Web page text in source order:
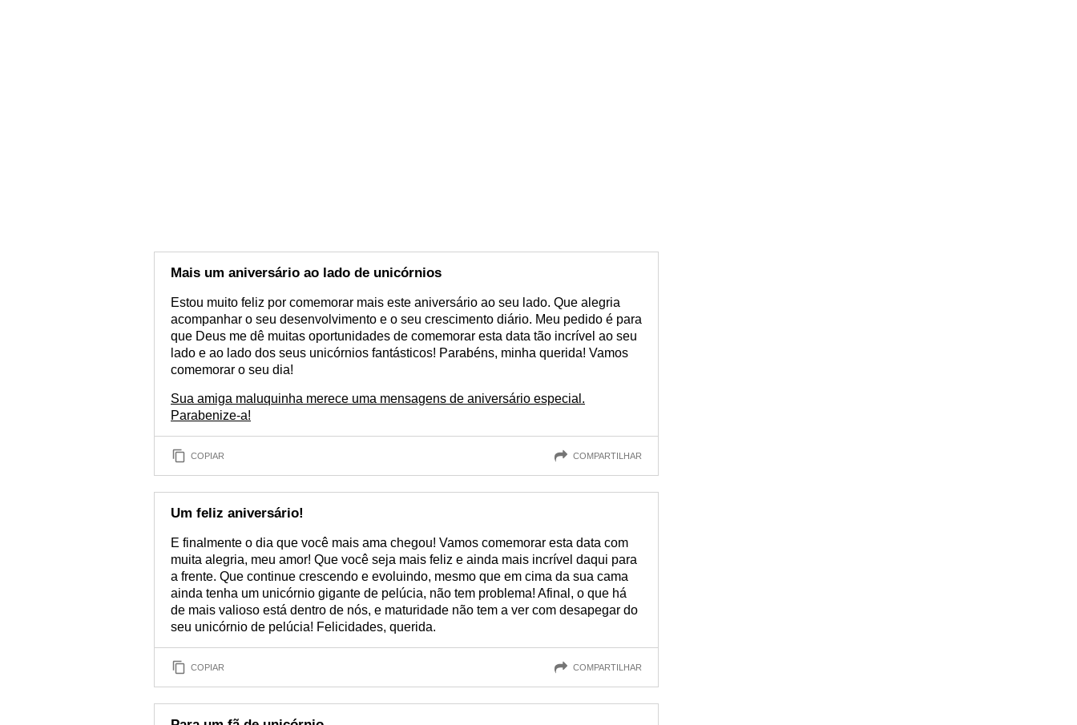
Mais um aniversário ao lado de unicórnios
Estou muito feliz por comemorar mais este aniversário ao seu lado. Que alegria
acompanhar o seu desenvolvimento e o seu crescimento diário. Meu pedido é para
que Deus me dê muitas oportunidades de comemorar esta data tão incrível ao seu
lado e ao lado dos seus unicórnios fantásticos! Parabéns, minha querida! Vamos
comemorar o seu dia!
Sua amiga maluquinha merece uma mensagens de aniversário especial.
Parabenize-a!
COPIAR COMPARTILHAR
Um feliz aniversário!
E finalmente o dia que você mais ama chegou! Vamos comemorar esta data com
muita alegria, meu amor! Que você seja mais feliz e ainda mais incrível daqui para
a frente. Que continue crescendo e evoluindo, mesmo que em cima da sua cama
ainda tenha um unicórnio gigante de pelúcia, não tem problema! Afinal, o que há
de mais valioso está dentro de nós, e maturidade não tem a ver com desapegar do
seu unicórnio de pelúcia! Felicidades, querida.
COPIAR COMPARTILHAR